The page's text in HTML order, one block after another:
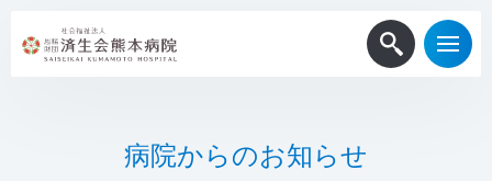
病院からのお知 らせ